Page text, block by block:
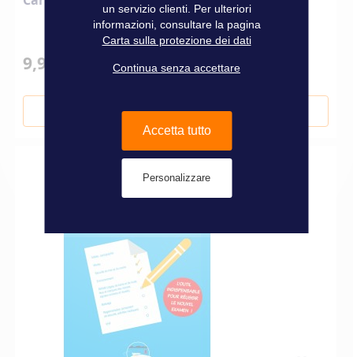
9,90 €
Aggiungi al Carrello
un servizio clienti. Per ulteriori
informazioni, consultare la pagina
Carta sulla protezione dei dati
Continua senza accettare
Accetta tutto
Personalizzare